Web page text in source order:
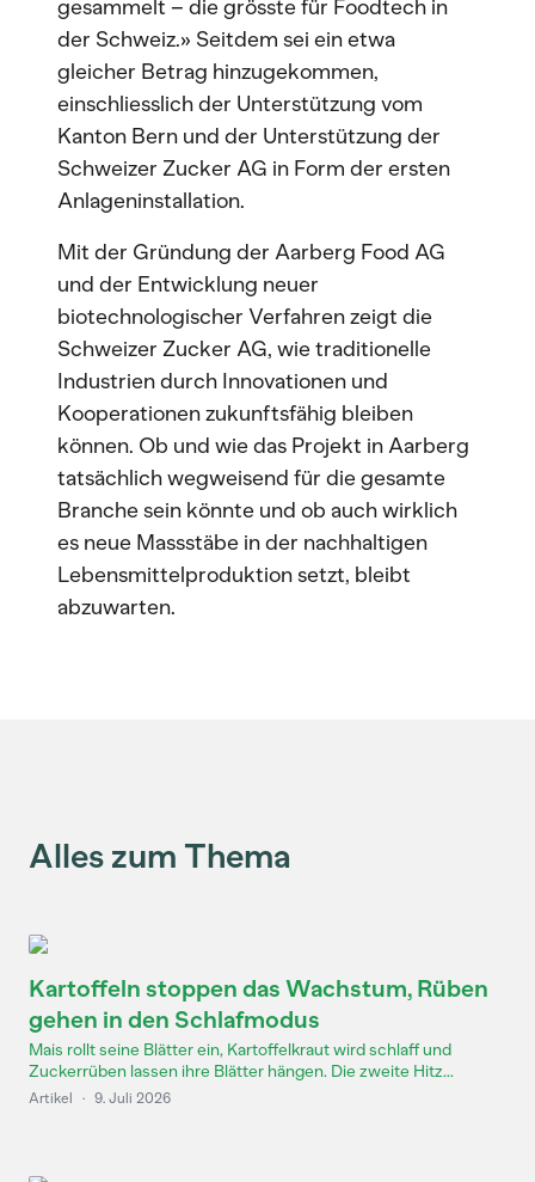
gesammelt – die grösste für Foodtech in
der Schweiz.» Seitdem sei ein etwa
gleicher Betrag hinzugekommen,
einschliesslich der Unterstützung vom
Kanton Bern und der Unterstützung der
Schweizer Zucker AG in Form der ersten
Anlageninstallation.
Mit der Gründung der Aarberg Food AG
und der Entwicklung neuer
biotechnologischer Verfahren zeigt die
Schweizer Zucker AG, wie traditionelle
Industrien durch Innovationen und
Kooperationen zukunftsfähig bleiben
können. Ob und wie das Projekt in Aarberg
tatsächlich wegweisend für die gesamte
Branche sein könnte und ob auch wirklich
es neue Massstäbe in der nachhaltigen
Lebensmittelproduktion setzt, bleibt
abzuwarten.
Alles zum Thema
Kartoffeln stoppen das Wachstum, Rüben
gehen in den Schlafmodus
Mais rollt seine Blätter ein, Kartoffelkraut wird schlaff und
Zuckerrüben lassen ihre Blätter hängen. Die zweite Hitz...
Artikel · 9. Juli 2026